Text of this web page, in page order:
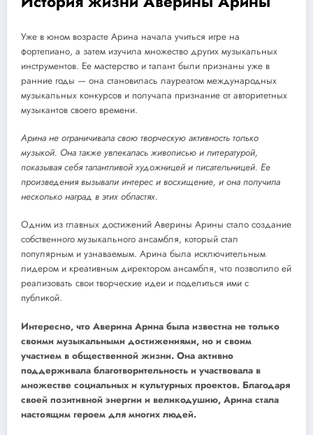
Уже в юном возрасте Арина начала учиться игре на
фортепиано, а затем изучила множество других музыкальных
инструментов. Ее мастерство и талант были признаны уже в
ранние годы — она становилась лауреатом международных
музыкальных конкурсов и получала признание от авторитетных
музыкантов своего времени.
Арина не ограничивала свою творческую активность только
музыкой. Она также увлекалась живописью и литературой,
показывая себя талантливой художницей и писательницей. Ее
произведения вызывали интерес и восхищение, и она получила
несколько наград в этих областях.
Одним из главных достижений Аверины Арины стало создание
собственного музыкального ансамбля, который стал
популярным и узнаваемым. Арина была исключительным
лидером и креативным директором ансамбля, что позволило ей
реализовать свои творческие идеи и поделиться ими с
публикой.
Интересно, что Аверина Арина была известна не только
своими музыкальными достижениями, но и своим
участием в общественной жизни. Она активно
поддерживала благотворительность и участвовала в
множестве социальных и культурных проектов. Благодаря
своей позитивной энергии и великодушию, Арина стала
настоящим героем для многих людей.